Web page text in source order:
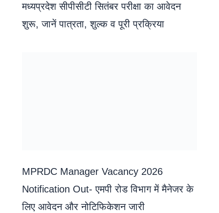
मध्यप्रदेश सीपीसीटी सितंबर परीक्षा का आवेदन
शुरू, जानें पात्रता, शुल्क व पूरी प्रक्रिया
MPRDC Manager Vacancy 2026
Notification Out- एमपी रोड विभाग में मैनेजर के
लिए आवेदन और नोटिफिकेशन जारी